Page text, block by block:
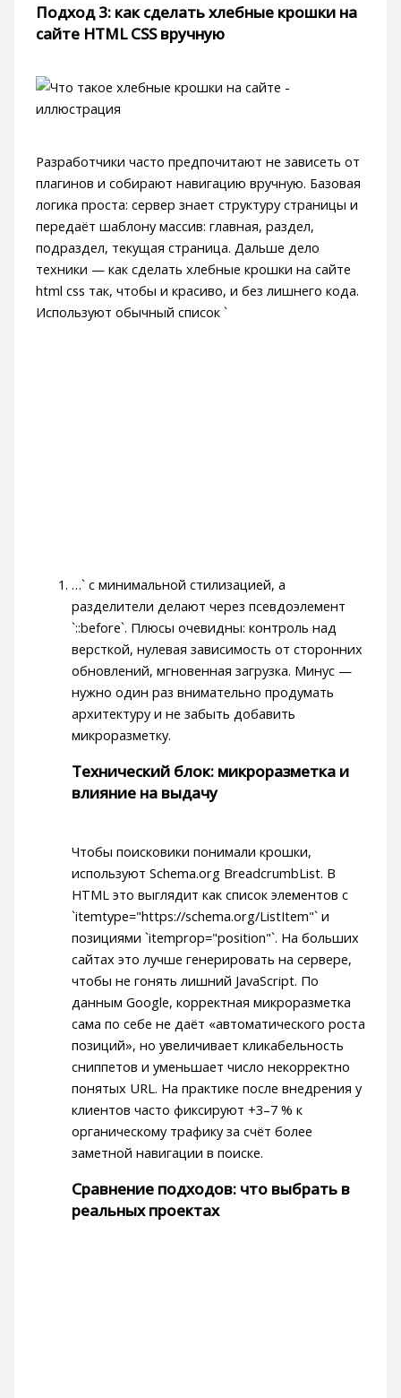
Подход 3: как сделать хлебные крошки на
сайте HTML CSS вручную
Разработчики часто предпочитают не зависеть от
плагинов и собирают навигацию вручную. Базовая
логика проста: сервер знает структуру страницы и
передаёт шаблону массив: главная, раздел,
подраздел, текущая страница. Дальше дело
техники — как сделать хлебные крошки на сайте
html css так, чтобы и красиво, и без лишнего кода.
Используют обычный список `
…` с минимальной стилизацией, а
разделители делают через псевдоэлемент
`::before`. Плюсы очевидны: контроль над
версткой, нулевая зависимость от сторонних
обновлений, мгновенная загрузка. Минус —
нужно один раз внимательно продумать
архитектуру и не забыть добавить
микроразметку.
Технический блок: микроразметка и
влияние на выдачу
Чтобы поисковики понимали крошки,
используют Schema.org BreadcrumbList. В
HTML это выглядит как список элементов с
`itemtype="https://schema.org/ListItem"` и
позициями `itemprop="position"`. На больших
сайтах это лучше генерировать на сервере,
чтобы не гонять лишний JavaScript. По
данным Google, корректная микроразметка
сама по себе не даёт «автоматического роста
позиций», но увеличивает кликабельность
сниппетов и уменьшает число некорректно
понятых URL. На практике после внедрения у
клиентов часто фиксируют +3–7 % к
органическому трафику за счёт более
заметной навигации в поиске.
Сравнение подходов: что выбрать в
реальных проектах